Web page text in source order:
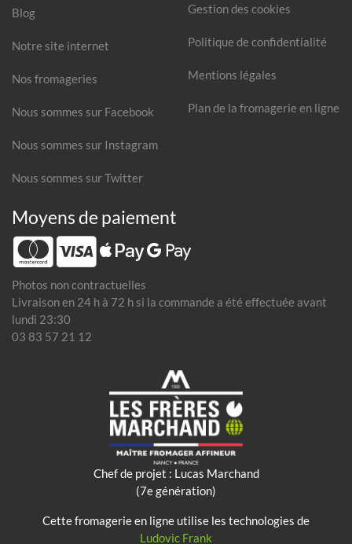
Blog
Notre site internet
Nos fromageries
Nous sommes sur Facebook
Nous sommes sur Instagram
Nous sommes sur Twitter
Gestion des cookies
Politique de confidentialité
Mentions légales
Plan de la fromagerie en ligne
Moyens de paiement
Photos non contractuelles
Livraison en 24 h à 72 h si la commande a été effectuée avant
lundi 23:30
03 83 57 21 12
Chef de projet : Lucas Marchand
(7e génération)
Cette fromagerie en ligne utilise les technologies de
Ludovic Frank